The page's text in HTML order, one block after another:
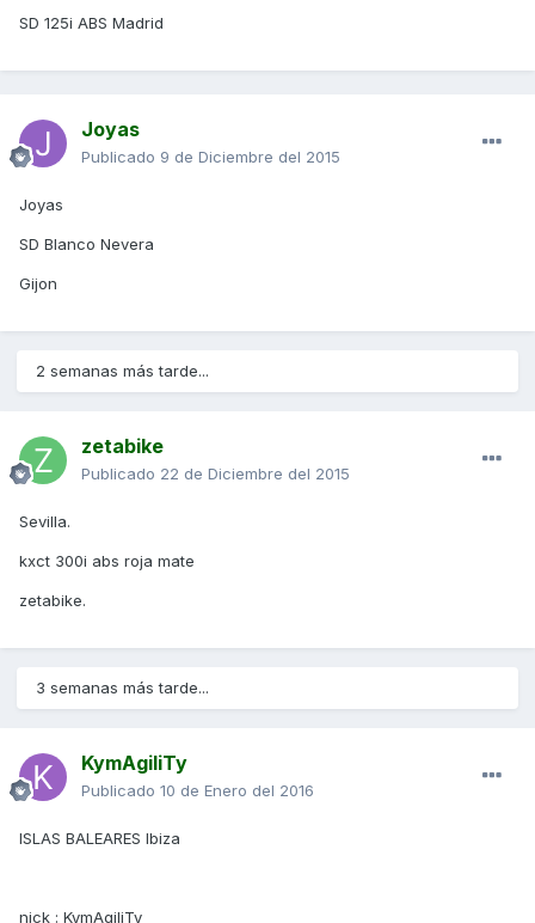
SD 125i ABS Madrid
Joyas
Publicado 9 de Diciembre del 2015
Joyas
SD Blanco Nevera
Gijon
2 semanas más tarde...
zetabike
Publicado 22 de Diciembre del 2015
Sevilla.
kxct 300i abs roja mate
zetabike.
3 semanas más tarde...
KymAgiliTy
Publicado 10 de Enero del 2016
ISLAS BALEARES Ibiza
nick : KymAgiliTy